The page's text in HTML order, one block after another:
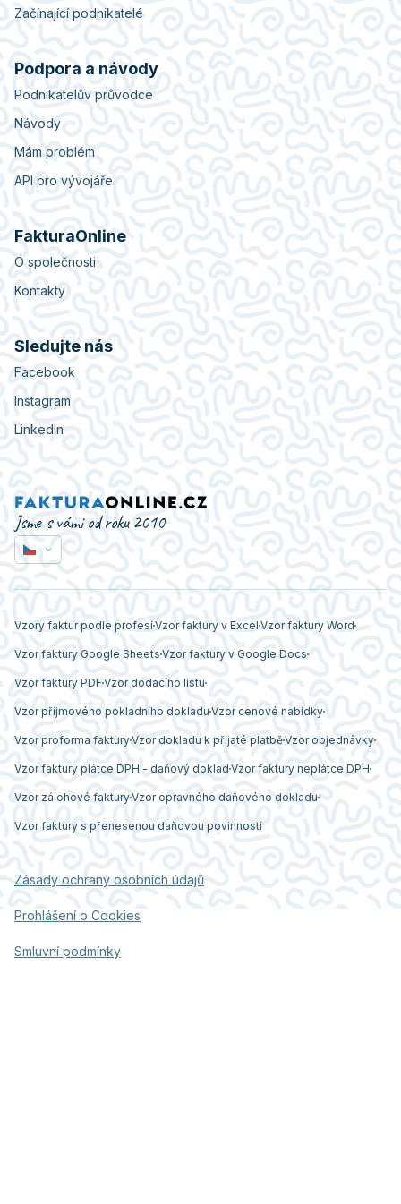
Začínající podnikatelé
Podpora a návody
Podnikatelův průvodce
Návody
Mám problém
API pro vývojáře
FakturaOnline
O společnosti
Kontakty
Sledujte nás
Facebook
Instagram
LinkedIn
Jsme s vámi od roku 2010
Vzory faktur podle profesíVzor faktury v Excel Vzor faktury Word
Vzor faktury Google Sheets Vzor faktury v Google Docs
Vzor faktury PDF Vzor dodacího listu
Vzor příjmového pokladního dokladu Vzor cenové nabídky
Vzor proforma fakturyVzor dokladu k přijaté platběVzor objednávky
Vzor faktury plátce DPH - daňový doklad Vzor faktury neplátce DPH
Vzor zálohové fakturyVzor opravného daňového dokladu
Vzor faktury s přenesenou daňovou povinností
Zásady ochrany osobních údajů
Prohlášení o Cookies
Smluvní podmínky